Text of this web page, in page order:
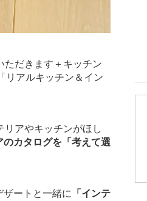
ただきます＋キッチン
リアルキッチン＆イン
アやキッチンがほし
カタログを「考えて選
ートと一緒に
「インテ